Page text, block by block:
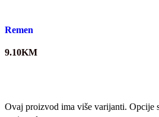
Remen
9.10KM
Ovaj proizvod ima više varijanti. Opcije